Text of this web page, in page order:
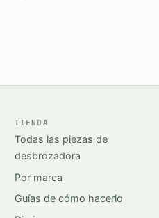
TIENDA
Todas las piezas de
desbrozadora
Por marca
Guías de cómo hacerlo